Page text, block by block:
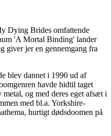
Dying Brides omfattende
'A Mortal Binding' lander
giver jer en gennemgang fra
blev dannet i 1990 ud af
havde hidtil taget
og med deres eget afsæt i
med bl.a. Yorkshire-
hurtigt dødsdoomen på